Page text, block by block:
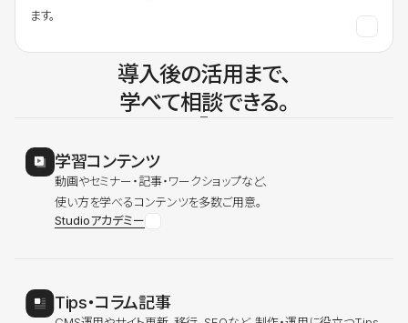
ます。
導入後の活用まで、
学べて相談できる。
学習コンテンツ
動画やセミナー・記事・ワークショップなど、
使い方を学べるコンテンツを多数ご用意。
Studioアカデミー
Tips・コラム記事